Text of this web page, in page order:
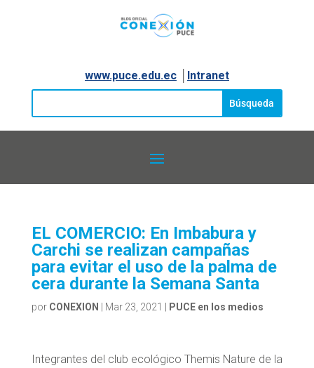
www.puce.edu.ec│ Intranet
EL COMERCIO: En Imbabura y
Carchi se realizan campañas
para evitar el uso de la palma de
cera durante la Semana Santa
por CONEXION Mar 23, 2021 PUCE en los medios
Integrantes del club ecológico Themis Nature de la